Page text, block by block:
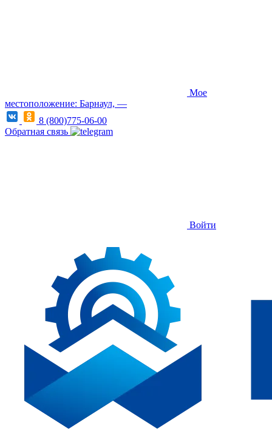
Мое
местоположение: Барнаул, —
8 (800)775-06-00
Обратная связь
Войти